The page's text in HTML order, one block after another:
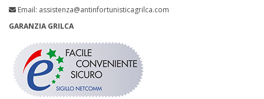
Email: assistenza@antinfortunisticagrilca.com
GARANZIA GRILCA